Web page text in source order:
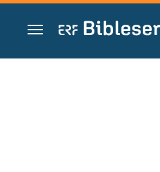
Sari la conținut